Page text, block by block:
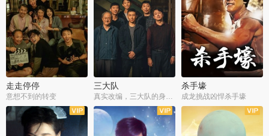
走走停停
意想不到的转变
三大队 杀手壕
成龙挑战凶悍杀手壕